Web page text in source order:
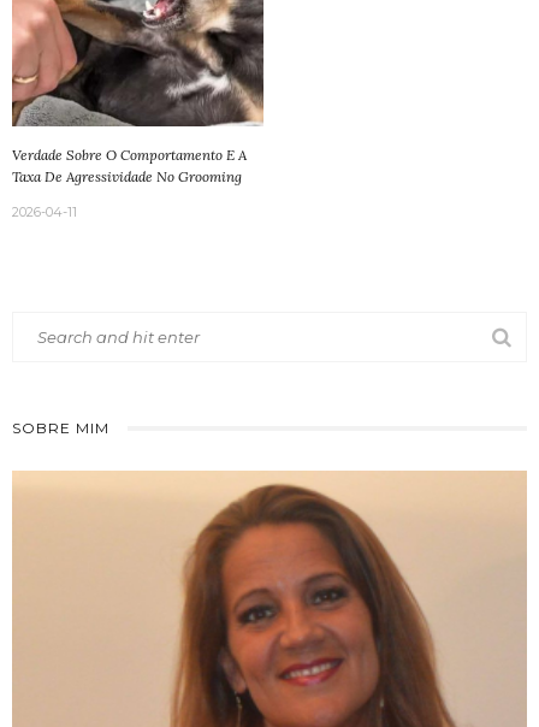
Verdade Sobre O Comportamento E A
Taxa De Agressividade No Grooming
2026-04-11
SOBRE MIM